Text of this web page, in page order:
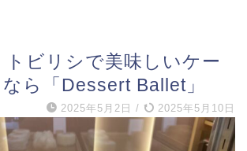
トビリシで美味しいケー
ら「Dessert Ballet」
2025年5月2日 / 2025年5月10日